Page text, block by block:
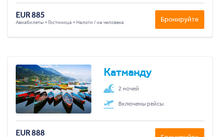
EUR 885
Авиабилеты + Гостиница + Налоги / на человека Бронируйте
Катманду
2 ночей
Включены рейсы
EUR 888